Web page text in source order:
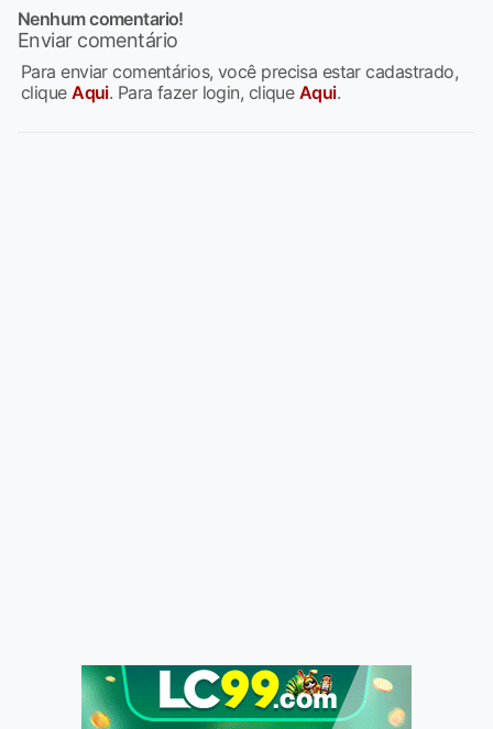
Nenhum comentario!
Enviar comentário
Para enviar comentários, você precisa estar cadastrado,
cliqueAqui. Para fazer login, clique Aqui.